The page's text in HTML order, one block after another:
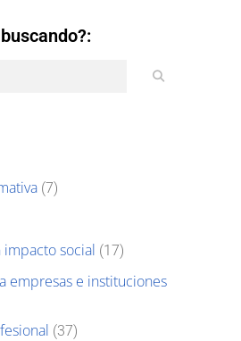
(7)
social (17)
empresas e instituciones
(37)